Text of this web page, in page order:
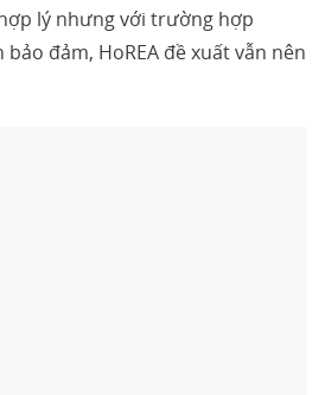
lý nhưng với trường hợp
đảm, HoREA đề xuất vẫn nên